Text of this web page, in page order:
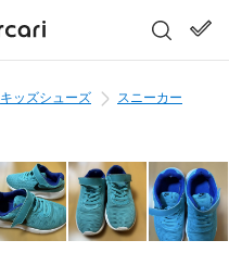
キッズシューズ スニーカー